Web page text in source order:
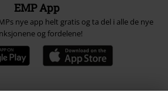
EMP App
nye app helt gratis og ta del i alle de nye
og fordelene!